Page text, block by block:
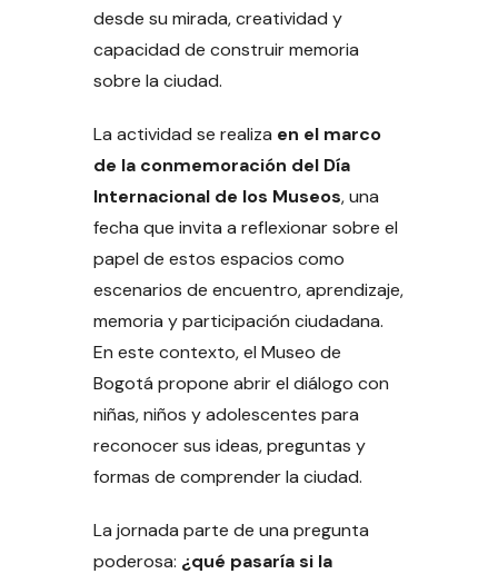
desde su mirada, creatividad y
capacidad de construir memoria
sobre la ciudad.
La actividad se realiza en el marco
de la conmemoración del Día
Internacional de los Museos, una
fecha que invita a reflexionar sobre el
papel de estos espacios como
escenarios de encuentro, aprendizaje,
memoria y participación ciudadana.
En este contexto, el Museo de
Bogotá propone abrir el diálogo con
niñas, niños y adolescentes para
reconocer sus ideas, preguntas y
formas de comprender la ciudad.
La jornada parte de una pregunta
poderosa: ¿qué pasaría si la